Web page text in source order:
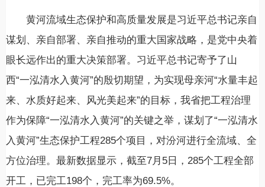
黄河流域生态保护和高质量发展是习近平总书记亲自
谋划、亲自部署、亲自推动的重大国家战略，是党中央着
眼长远作出的重大决策部署。习近平总书记寄予了山
西“一泓清水入黄河”的殷切期望，为实现母亲河“水量丰起
来、水质好起来、风光美起来”的目标，我省把工程治理
作为保障“一泓清水入黄河”的关键之举，谋划了“一泓清水
入黄河”生态保护工程285个项目，对汾河进行全流域、全
方位治理。最新数据显示，截至7月5日，285个工程全部
开工，已完工198个，完工率为69.5%。